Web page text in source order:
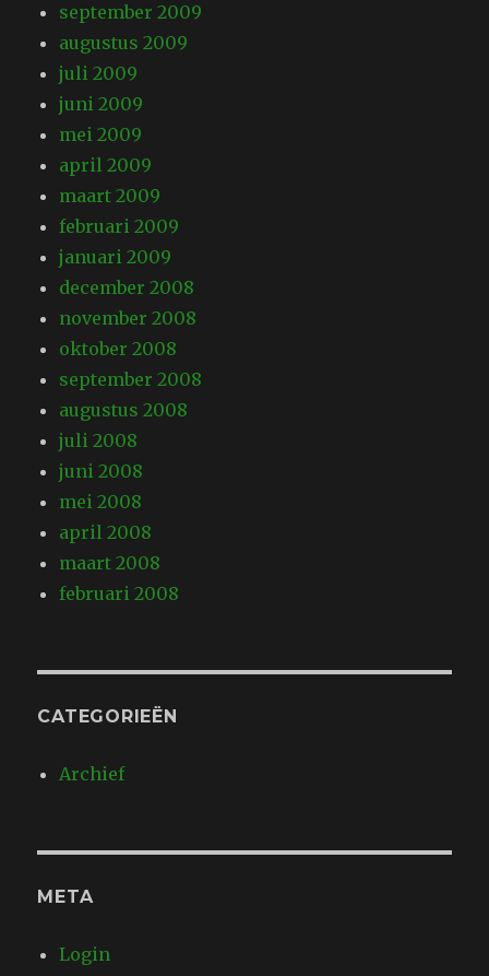
september 2009
augustus 2009
juli 2009
juni 2009
mei 2009
april 2009
maart 2009
februari 2009
januari 2009
december 2008
november 2008
oktober 2008
september 2008
augustus 2008
juli 2008
juni 2008
mei 2008
april 2008
maart 2008
februari 2008
CATEGORIEËN
Archief
META
Login